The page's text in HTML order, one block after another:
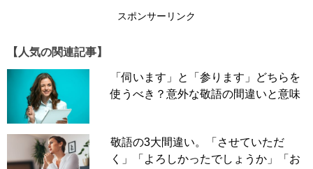
スポンサーリンク
【人気の関連記事】
「伺います」と「参ります」どちらを
使うべき？意外な敬語の間違いと意味
敬語の3大間違い。「させていただ
く」「よろしかったでしょうか」「お